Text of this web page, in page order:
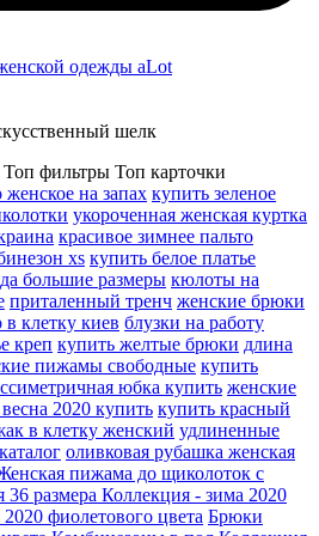
одежды aLot
шелк
Топ фильтры Топ карточки
женское на запах купить зеленое
укороченная женская куртка
красивое зимнее пальто
xs купить белое платье
большие размеры кюлоты на
приталенный тренч женские брюки
в клетку киев блузки на работу
креп купить желтые брюки длина
пижамы свободные купить
юбка купить женские
2020 купить купить красный
в клетку женский удлиненные
оливковая рубашка женская
пижама до щиколоток с
36 размера Коллекция - зима 2020
фиолетового цвета Брюки